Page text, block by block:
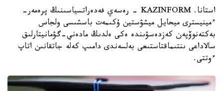
استانا. KAZINFORM - رەسەي فەدەراتسياسىنىڭ پرەمەر-
ءمينيسترى ميحايل ميشۋستين ۇكىمەت باسشىسى ولجاس
بەكتەنوۆپەن كەزدەسۋىندە ەكى ەلدىڭ مادەني-گۋمانيتارلىق
سالاداعى ىنتىماقتاستىعى بەلسەندى دامىپ كەلە جاتقانىن اتاپ
ءوتتى.